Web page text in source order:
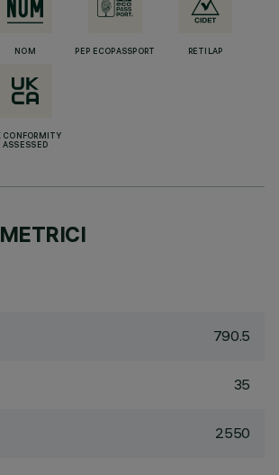
NOM PEP ECOPASSPORT RETILAP
CONFORMITY
ASSESSED
790.5
35
2550